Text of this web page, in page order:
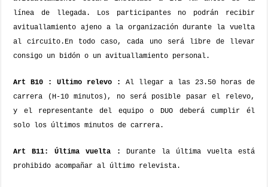
línea de llegada. Los participantes no podrán recibir
avituallamiento ajeno a la organización durante la vuelta
al circuito. En todo caso, cada uno será libre de llevar
consigo un bidón o un avituallamiento personal.
Art B10 : Ultimo relevo :
Al llegar a las 23.50 horas de
carrera (H-10 minutos), no será posible pasar el relevo,
y el representante del equipo o DUO deberá cumplir él
solo los últimos minutos de carrera.
Art B11: Última vuelta :
Durante la última vuelta está
prohibido acompañar al último relevista.